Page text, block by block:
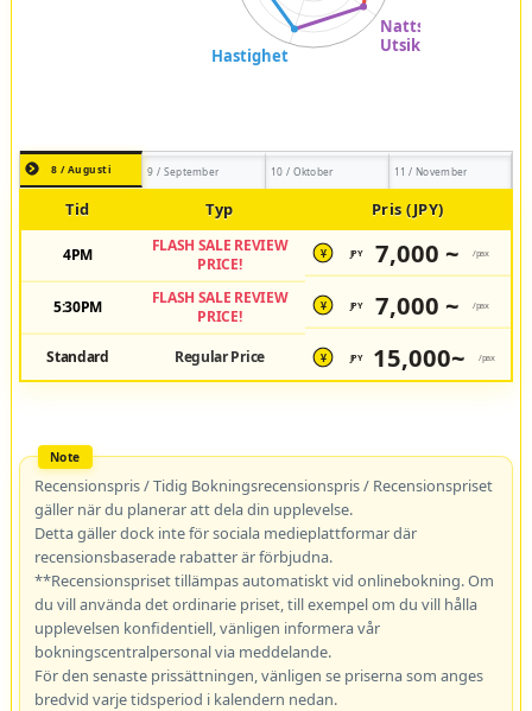
8 / Augusti 9 / September 10 / Oktober 11 / November
Tid Typ Pris (JPY)
4PM
FLASH SALE REVIEW
PRICE!
¥ JPY 7,000 ~ /pax
5:30PM
FLASH SALE REVIEW
PRICE!
¥ JPY 7,000 ~ /pax
Standard Regular Price ¥ JPY 15,000~ /pax
Recensionspris / Tidig Bokningsrecensionspris / Recensionspriset
gäller när du planerar att dela din upplevelse.
Detta gäller dock inte för sociala medieplattformar där
recensionsbaserade rabatter är förbjudna.
**Recensionspriset tillämpas automatiskt vid onlinebokning. Om
du vill använda det ordinarie priset, till exempel om du vill hålla
upplevelsen konfidentiell, vänligen informera vår
bokningscentralpersonal via meddelande.
För den senaste prissättningen, vänligen se priserna som anges
bredvid varje tidsperiod i kalendern nedan.